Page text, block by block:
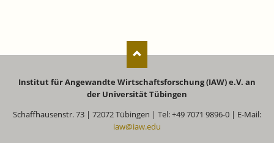
Institut für Angewandte Wirtschaftsforschung (IAW) e.V. an
der Universität Tübingen
Schaffhausenstr. 73 | 72072 Tübingen | Tel: +49 7071 9896-0 | E-Mail:
iaw@iaw.edu